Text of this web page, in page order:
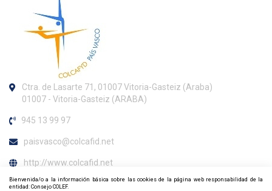
Ctra. de Lasarte 71, 01007 Vitoria-Gasteiz (Araba)
01007 - Vitoria-Gasteiz (ARABA)
945 13 99 97
paisvasco@colcafid.net
http://www.colcafid.net
Horario de atención al colegiado
Bienvenida/o a la información básica sobre las cookies de la página web responsabilidad de la
entidad: Consejo COLEF.